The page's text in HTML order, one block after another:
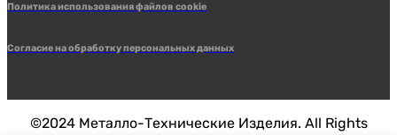
Политика использования файлов cookie
Согласие на обработку персональных данных
©2024 Металло-Технические Изделия. All Rights